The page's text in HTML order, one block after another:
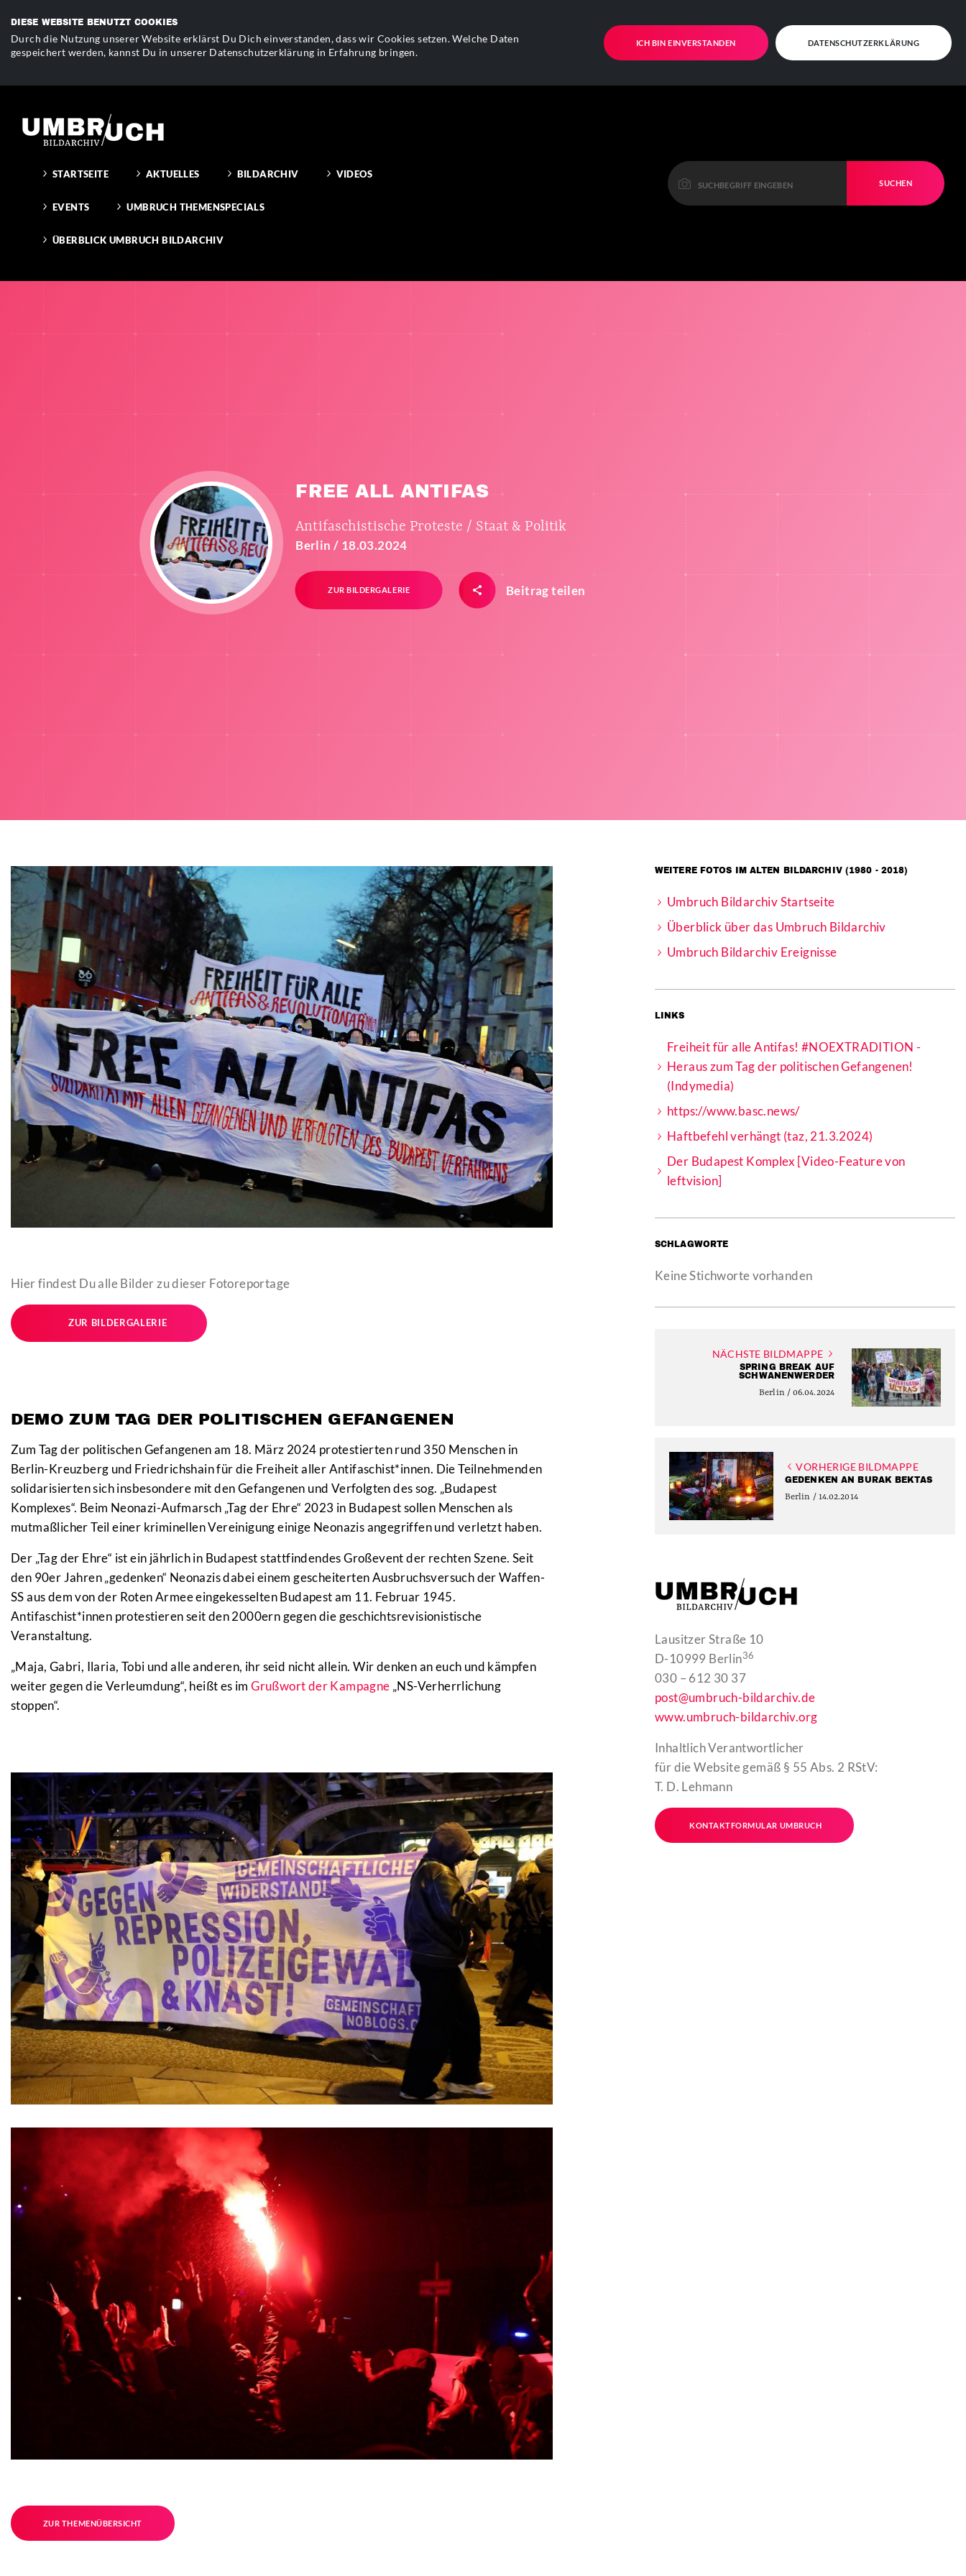
DIESE WEBSITE BENUTZT COOKIES
Durch die Nutzung unserer Website erklärst Du Dich einverstanden, dass wir Cookies setzen. Welche Daten
gespeichert werden, kannst Du in unserer Datenschutzerklärung in Erfahrung bringen.
ICH BIN EINVERSTANDEN DATENSCHUTZERKLÄRUNG
STARTSEITE AKTUELLES BILDARCHIV VIDEOS
EVENTS UMBRUCH THEMENSPECIALS
ÜBERBLICK UMBRUCH BILDARCHIV
SUCHEN
FREE ALL ANTIFAS
Antifaschistische Proteste / Staat & Politik
Berlin / 18.03.2024
ZUR BILDERGALERIE Beitrag teilen
Hier findest Du alle Bilder zu dieser Fotoreportage
ZUR BILDERGALERIE
DEMO ZUM TAG DER POLITISCHEN GEFANGENEN
Zum Tag der politischen Gefangenen am 18. März 2024 protestierten rund 350 Menschen in
Berlin-Kreuzberg und Friedrichshain für die Freiheit aller Antifaschist*innen. Die Teilnehmenden
solidarisierten sich insbesondere mit den Gefangenen und Verfolgten des sog. „Budapest
Komplexes“. Beim Neonazi-Aufmarsch „Tag der Ehre“ 2023 in Budapest sollen Menschen als
mutmaßlicher Teil einer kriminellen Vereinigung einige Neonazis angegriffen und verletzt haben.
Der „Tag der Ehre“ ist ein jährlich in Budapest stattfindendes Großevent der rechten Szene. Seit
den 90er Jahren „gedenken“ Neonazis dabei einem gescheiterten Ausbruchsversuch der Waffen-
SS aus dem von der Roten Armee eingekesselten Budapest am 11. Februar 1945.
Antifaschist*innen protestieren seit den 2000ern gegen die geschichtsrevisionistische
Veranstaltung.
„Maja, Gabri, Ilaria, Tobi und alle anderen, ihr seid nicht allein. Wir denken an euch und kämpfen
weiter gegen die Verleumdung“, heißt es imGrußwort der Kampagne „NS-Verherrlichung
stoppen“.
ZUR THEMENÜBERSICHT
WEITERE FOTOS IM ALTEN BILDARCHIV (1980 - 2018)
Umbruch Bildarchiv Startseite
Überblick über das Umbruch Bildarchiv
Umbruch Bildarchiv Ereignisse
LINKS
Freiheit für alle Antifas! #NOEXTRADITION -
Heraus zum Tag der politischen Gefangenen!
(Indymedia)
https://www.basc.news/
Haftbefehl verhängt (taz, 21.3.2024)
Der Budapest Komplex [Video-Feature von
leftvision]
SCHLAGWORTE
Keine Stichworte vorhanden
NÄCHSTE BILDMAPPE
SPRING BREAK AUF
SCHWANENWERDER
Berlin / 06.04.2024
VORHERIGE BILDMAPPE
GEDENKEN AN BURAK BEKTAS
Berlin / 14.02.2014
Lausitzer Straße 10
D-10999 Berlin36
030 – 612 30 37
post@umbruch-bildarchiv.de
www.umbruch-bildarchiv.org
Inhaltlich Verantwortlicher
für die Website gemäß § 55 Abs. 2 RStV:
T. D. Lehmann
KONTAKTFORMULAR UMBRUCH